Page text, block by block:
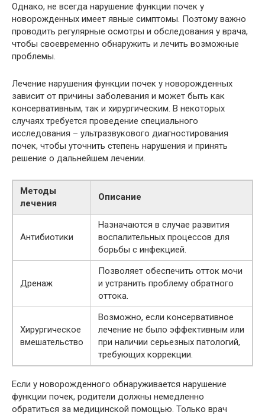
Однако, не всегда нарушение функции почек у
новорожденных имеет явные симптомы. Поэтому важно
проводить регулярные осмотры и обследования у врача,
чтобы своевременно обнаружить и лечить возможные
проблемы.
Лечение нарушения функции почек у новорожденных
зависит от причины заболевания и может быть как
консервативным, так и хирургическим. В некоторых
случаях требуется проведение специального
исследования – ультразвукового диагностирования
почек, чтобы уточнить степень нарушения и принять
решение о дальнейшем лечении.
Методы
лечения
Описание
Антибиотики
Назначаются в случае развития
воспалительных процессов для
борьбы с инфекцией.
Дренаж
Позволяет обеспечить отток мочи
и устранить проблему обратного
оттока.
Хирургическое
вмешательство
Возможно, если консервативное
лечение не было эффективным или
при наличии серьезных патологий,
требующих коррекции.
Если у новорожденного обнаруживается нарушение
функции почек, родители должны немедленно
обратиться за медицинской помощью. Только врач